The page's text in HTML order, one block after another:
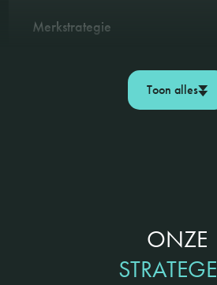
Merkstrategie
Toon alles
ONZE